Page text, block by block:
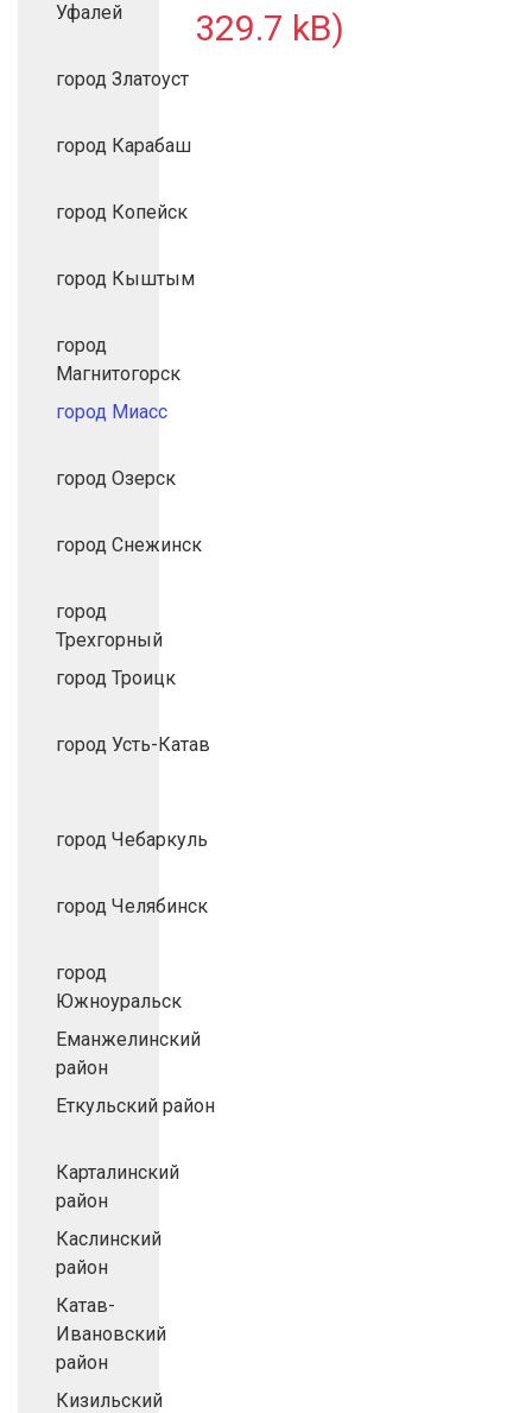
Уфалей
город Златоуст
город Карабаш
город Копейск
город Кыштым
город
Магнитогорск
город Миасс
город Озерск
город Снежинск
город
Трехгорный
город Троицк
город Усть-Катав
город Чебаркуль
город Челябинск
город
Южноуральск
Еманжелинский
район
Еткульский район
Карталинский
район
Каслинский
район
Катав-
Ивановский
район
Кизильский
329.7 kB)